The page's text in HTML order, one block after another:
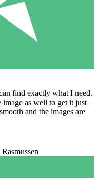
find exactly what I need.
as well to get it just
and the images are